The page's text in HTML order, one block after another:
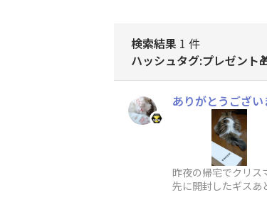
検索結果 1 件
ハッシュタグ:プレゼント
ありがとうござ
昨夜の帰宅でクリ
先に開封したギス